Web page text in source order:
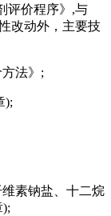
评价程序》,与
改动外，主要技
法》;
);
素钠盐、十二烷